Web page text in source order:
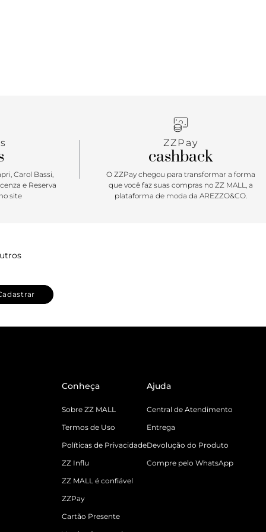
Carol Bassi,
e Reserva
site
ZZPay
cashback
O ZZPay chegou para transformar a forma
que você faz suas compras no ZZ MALL, a
plataforma de moda da AREZZO&CO.
Conheça
Sobre ZZ MALL
Termos de Uso
Políticas de Privacidade
ZZ Influ
ZZ MALL é confiável
ZZPay
Cartão Presente
Ajuda
Central de Atendimento
Entrega
Devolução do Produto
Compre pelo WhatsApp